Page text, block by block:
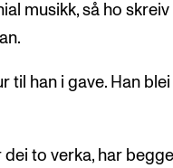
musikk, så ho skreiv
til han i gave. Han blei
to verka, har